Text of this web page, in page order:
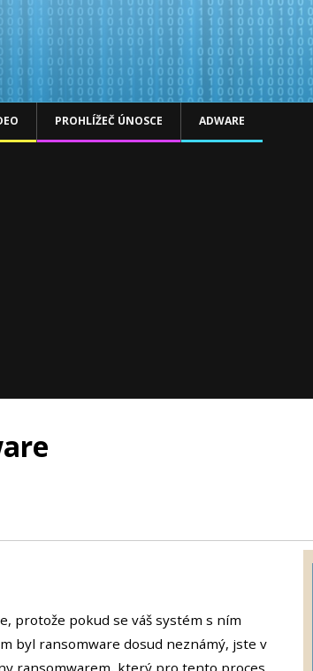
PROHLÍŽEČ ÚNOSCE ADWARE
protože pokud se váš systém s ním
byl ransomware dosud neznámý, jste v
ransomwarem, který pro tento proces